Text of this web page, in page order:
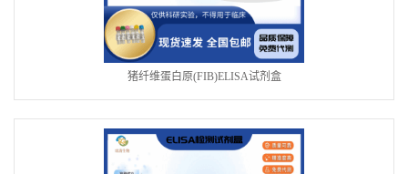
猪纤维蛋白原(FIB)ELISA试剂盒